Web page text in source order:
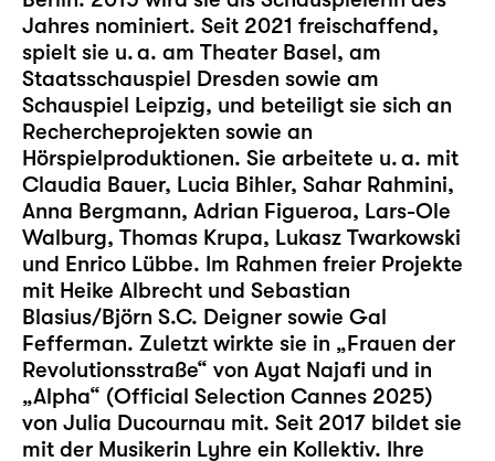
Jahres nominiert. Seit 2021 freischaffend,
spielt sie u. a. am Theater Basel, am
Staatsschauspiel Dresden sowie am
Schauspiel Leipzig, und beteiligt sie sich an
Rechercheprojekten sowie an
Hörspielproduktionen. Sie arbeitete u. a. mit
Claudia Bauer, Lucia Bihler, Sahar Rahmini,
Anna Bergmann, Adrian Figueroa, Lars-Ole
Walburg, Thomas Krupa, Lukasz Twarkowski
und Enrico Lübbe. Im Rahmen freier Projekte
mit Heike Albrecht und Sebastian
Blasius/Björn S.C. Deigner sowie Gal
Fefferman. Zuletzt wirkte sie in „Frauen der
Revolutionsstraße“ von Ayat Najafi und in
„Alpha“ (Official Selection Cannes 2025)
von Julia Ducournau mit. Seit 2017 bildet sie
mit der Musikerin Lyhre ein Kollektiv. Ihre